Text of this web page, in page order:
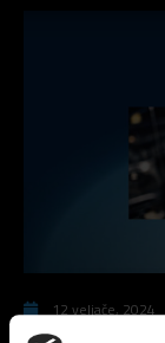
12 veljače, 2024